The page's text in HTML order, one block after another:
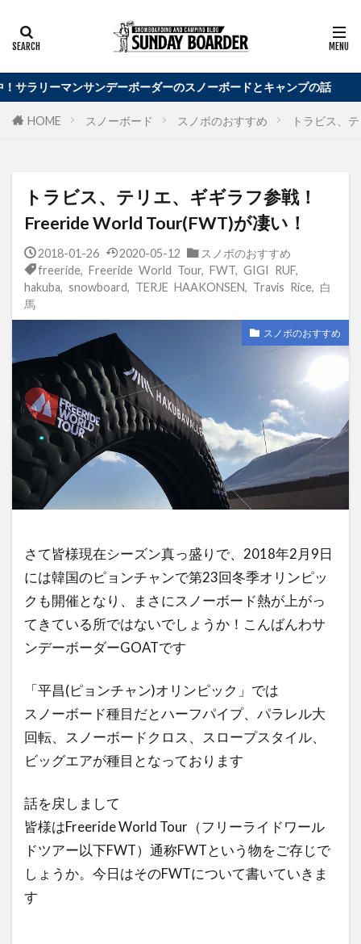
のスノーボードとキャンプの話
HOME スノーボード スノボのおすすめ トラビス、
トラビス、テリエ、ギギラフ参戦！
Freeride World Tour(FWT)が凄い！
2018-01-26 2020-05-12
スノボのおすすめ
freeride, Freeride World Tour, FWT, GIGI RUF,
hakuba
snowboard TERJE HAAKONSEN Travis Rice
白
馬
スノボのおすすめ
さて皆様現在シーズン真っ盛りで、2018年2月9日
には韓国のピョンチャンで第23回冬季オリンピッ
クも開催となり、まさにスノーボード熱が上がっ
てきている所ではないでしょうか！こんばんわサ
ンデーボーダーGOATです
「平昌(ピョンチャン)オリンピック」では
スノーボード種目だとハーフパイプ、パラレル大
回転、スノーボードクロス、スロープスタイル、
ビッグエアが種目となっております
話を戻しまして
皆様はFreeride World Tour（フリーライドワール
ドツアー以下FWT）通称FWTという物をご存じで
しょうか。今日はそのFWTについて書いていきま
す